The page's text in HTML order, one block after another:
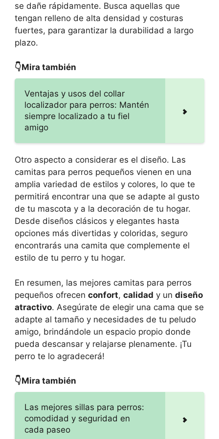
se dañe rápidamente. Busca aquellas que
tengan relleno de alta densidad y costuras
fuertes, para garantizar la durabilidad a largo
plazo.
👇Mira también
Ventajas y usos del collar
localizador para perros: Mantén
siempre localizado a tu fiel
amigo
Otro aspecto a considerar es el diseño. Las
camitas para perros pequeños vienen en una
amplia variedad de estilos y colores, lo que te
permitirá encontrar una que se adapte al gusto
de tu mascota y a la decoración de tu hogar.
Desde diseños clásicos y elegantes hasta
opciones más divertidas y coloridas, seguro
encontrarás una camita que complemente el
estilo de tu perro y tu hogar.
En resumen, las mejores camitas para perros
pequeños ofrecen confort, calidad y un diseño
atractivo. Asegúrate de elegir una cama que se
adapte al tamaño y necesidades de tu peludo
amigo, brindándole un espacio propio donde
pueda descansar y relajarse plenamente. ¡Tu
perro te lo agradecerá!
👇Mira también
Las mejores sillas para perros:
comodidad y seguridad en
cada paseo